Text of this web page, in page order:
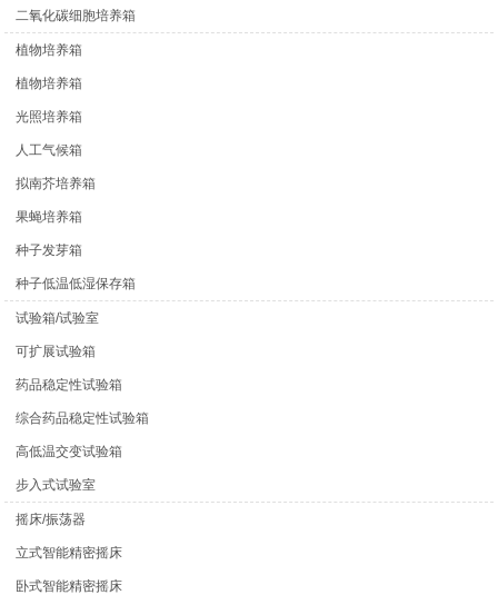
二氧化碳细胞培养箱
植物培养箱
植物培养箱
光照培养箱
人工气候箱
拟南芥培养箱
果蝇培养箱
种子发芽箱
种子低温低湿保存箱
试验箱/试验室
可扩展试验箱
药品稳定性试验箱
综合药品稳定性试验箱
高低温交变试验箱
步入式试验室
摇床/振荡器
立式智能精密摇床
卧式智能精密摇床